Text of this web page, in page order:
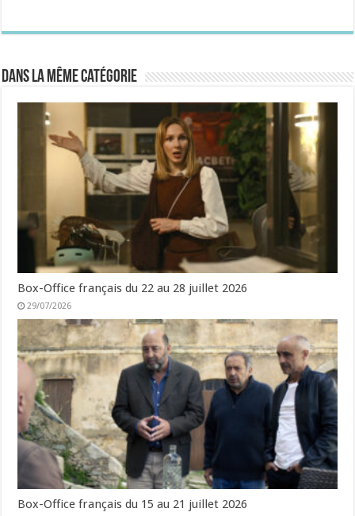
Dans la même catégorie
Box-Office français du 22 au 28 juillet 2026
29/07/2026
Box-Office français du 15 au 21 juillet 2026